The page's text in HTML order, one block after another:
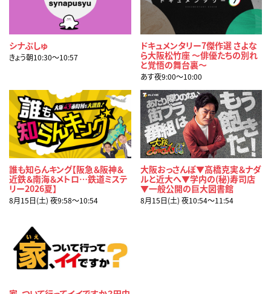
シナぷしゅ
きょう朝10:30〜10:57
ドキュメンタリー7傑作選 さよな
ら大阪松竹座 ～俳優たちの別れ
と覚悟の舞台裏～
あす夜9:00〜10:00
誰も知らんキング【阪急＆阪神＆
近鉄＆南海＆メトロ…鉄道ミステ
リー2026夏】
8月15日(土) 夜9:58〜10:54
大阪おっさんぽ▼高橋克実＆ナダ
ルと近大へ▼学内の(秘)寿司店
▼一般公開の巨大図書館
8月15日(土) 夜10:54〜11:54